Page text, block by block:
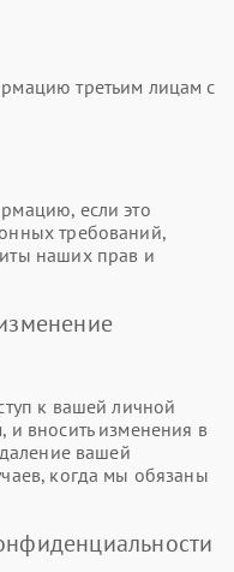
третьим лицам с
если это
требований,
наших прав и
к вашей личной
вносить изменения в
вашей
когда мы обязаны